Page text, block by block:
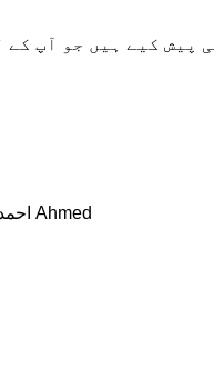
پیش کیے ہیں جو آپ
Ahmed احمد بہت زیادہ تعریف کیا گیا، رسول ﷺ کا لقب